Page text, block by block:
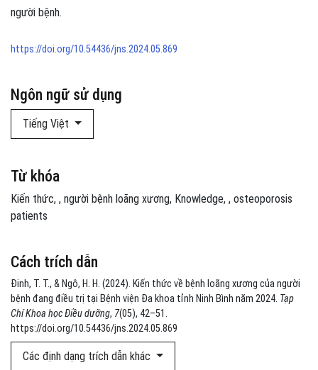
Ngôn ngữ sử dụng
Tiếng Việt
Cách trích dẫn
Đinh, T. T., & Ngô, H. H. (2024). Kiến thức về bệnh loãng xương của người
bệnh đang điều trị tại Bệnh viện Đa khoa tỉnh Ninh Bình năm 2024. Tạp
Chí Khoa học Điều dưỡng, 7(05), 42–51.
https://doi.org/10.54436/jns.2024.05.869
Các định dạng trích dẫn khác
người bệnh.
https://doi.org/10.54436/jns.2024.05.869
Từ khóa
Kiến thức , người bệnh loãng xương Knowledge , osteoporosis
patients